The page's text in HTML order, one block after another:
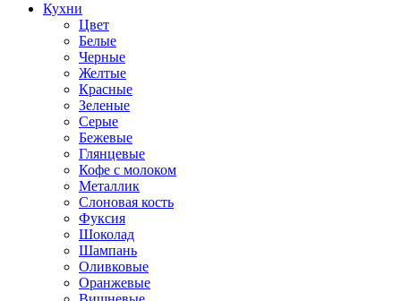
Кухни
Цвет
Белые
Черные
Желтые
Красные
Зеленые
Серые
Бежевые
Глянцевые
Кофе с молоком
Металлик
Слоновая кость
Фуксия
Шоколад
Шампань
Оливковые
Оранжевые